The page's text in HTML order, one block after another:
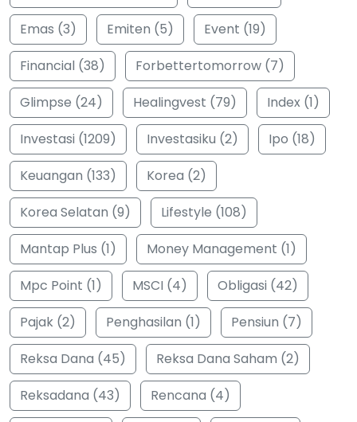
Emas (3)
Emiten (5)
Event (19)
Financial (38)
Forbettertomorrow (7)
Glimpse (24)
Healingvest (79)
Index (1)
Investasi (1209)
Investasiku (2)
Ipo (18)
Keuangan (133)
Korea (2)
Korea Selatan (9)
Lifestyle (108)
Mantap Plus (1)
Money Management (1)
Mpc Point (1)
MSCI (4)
Obligasi (42)
Pajak (2)
Penghasilan (1)
Pensiun (7)
Reksa Dana (45)
Reksa Dana Saham (2)
Reksadana (43)
Rencana (4)